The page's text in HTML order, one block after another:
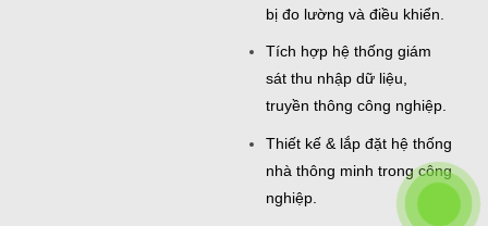
bị đo lường và điều khiển.
Tích hợp hệ thống giám
sát thu nhập dữ liệu,
truyền thông công nghiệp.
Thiết kế & lắp đặt hệ thống
nhà thông minh trong công
nghiệp.